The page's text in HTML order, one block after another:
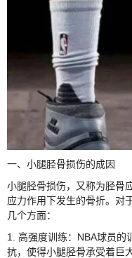
一、小腿胫骨损伤的成因
小腿胫骨损伤，又称为胫骨
应力作用下发生的骨折。对
几个方面：
1. 高强度训练：NBA球员的
抗，使得小腿胫骨承受着巨